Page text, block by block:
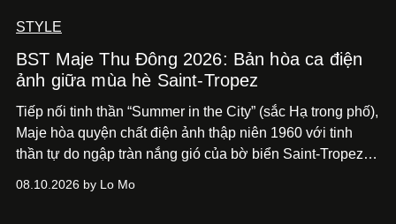
STYLE
BST Maje Thu Đông 2026: Bản hòa ca điện
ảnh giữa mùa hè Saint-Tropez
Tiếp nối tinh thần “Summer in the City” (sắc Hạ trong phố),
Maje hòa quyện chất điện ảnh thập niên 1960 với tinh
thần tự do ngập tràn nắng gió của bờ biển Saint-Tropez,
08.10.2026 by Lo Mo